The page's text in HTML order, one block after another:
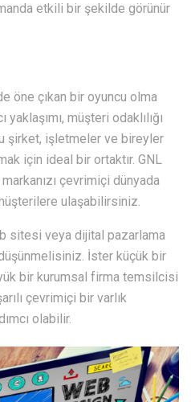
etkili bir şekilde görünür
öne çıkan bir oyuncu olma
yaklaşımı, müşteri odaklılığı
şirket, işletmeler ve bireyler
için ideal bir ortaktır. GNL
çevrimiçi dünyada
ulaşabilirsiniz.
sitesi veya dijital pazarlama
İster küçük bir
bir kurumsal firma temsilcisi
çevrimiçi bir varlık
olabilir.